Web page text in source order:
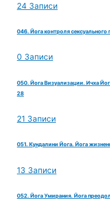
24 Записи
046. Йога контроля
0 Записи
050. Йога Визуализации. Ичха
28
21 Записи
051. Кундалини Йога. Йога
13 Записи
052. Йога Умирания. Йога